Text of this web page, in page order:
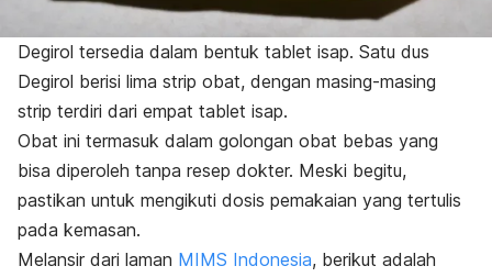
Degirol tersedia dalam bentuk tablet isap. Satu dus
Degirol berisi lima strip obat, dengan masing-masing
strip terdiri dari empat tablet isap.
Obat ini termasuk dalam golongan obat bebas yang
bisa diperoleh tanpa resep dokter. Meski begitu,
pastikan untuk mengikuti dosis pemakaian yang tertulis
pada kemasan.
Melansir dari laman MIMS Indonesia, berikut adalah